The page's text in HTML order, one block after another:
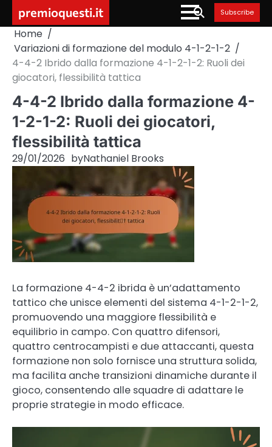
content
premioquesti.it Subscribe
Home
Variazioni di formazione del modulo 4-1-2-1-2
4-4-2 Ibrido dalla formazione 4-1-2-1-2: Ruoli dei
giocatori, flessibilità tattica
4-4-2 Ibrido dalla formazione 4-
1-2-1-2: Ruoli dei giocatori,
flessibilità tattica
29/01/2026 byNathaniel Brooks
La formazione 4-4-2 ibrida è un’adattamento
tattico che unisce elementi del sistema 4-1-2-1-2,
promuovendo una maggiore flessibilità e
equilibrio in campo. Con quattro difensori,
quattro centrocampisti e due attaccanti, questa
formazione non solo fornisce una struttura solida,
ma facilita anche transizioni dinamiche durante il
gioco, consentendo alle squadre di adattare le
proprie strategie in modo efficace.